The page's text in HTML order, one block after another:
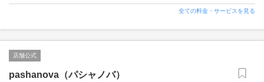
全ての料金・サービスを見る
店舗公式
pashanova（パシャノバ）